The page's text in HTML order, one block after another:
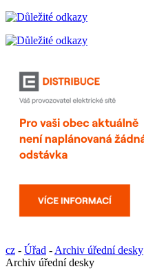
cz - Úřad - Archiv úřední desky
Archiv úřední desky